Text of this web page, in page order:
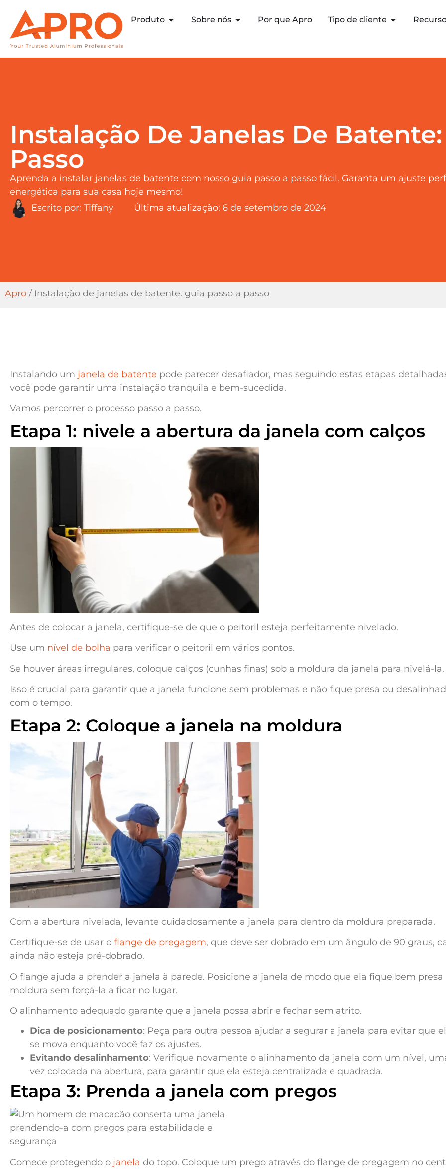
Produto Sobre nós Por que Apro Tipo de cliente Recurso
Instalação De Janelas De
Passo
Aprenda a instalar janelas de batente com nosso guia passo a passo fácil. Garanta um ajuste
energética para sua casa hoje mesmo!
Escrito por: Tiffany Última atualização: 6 de setembro de 2024
Apro /Instalação de janelas de batente: guia passo a passo
Instalando um janela de batente pode parecer desafiador, mas seguindo estas etapas
você pode garantir uma instalação tranquila e bem-sucedida.
Vamos percorrer o processo passo a passo.
Etapa 1: nivele a abertura da janela com calços
Antes de colocar a janela, certifique-se de que o peitoril esteja perfeitamente nivelado.
Use um nível de bolha para verificar o peitoril em vários pontos.
Se houver áreas irregulares, coloque calços (cunhas finas) sob a moldura da janela para nivelá-la.
Isso é crucial para garantir que a janela funcione sem problemas e não fique presa ou
com o tempo.
Etapa 2: Coloque a janela na moldura
Com a abertura nivelada, levante cuidadosamente a janela para dentro da moldura preparada.
Certifique-se de usar o flange de pregagem, que deve ser dobrado em um ângulo de 90 graus,
ainda não esteja pré-dobrado.
O flange ajuda a prender a janela à parede. Posicione a janela de modo que ela fique bem presa
moldura sem forçá-la a ficar no lugar.
O alinhamento adequado garante que a janela possa abrir e fechar sem atrito.
Dica de posicionamento: Peça para outra pessoa ajudar a segurar a janela para evitar que
se mova enquanto você faz os ajustes.
Evitando desalinhamento: Verifique novamente o alinhamento da janela com um nível,
vez colocada na abertura, para garantir que ela esteja centralizada e quadrada.
Etapa 3: Prenda a janela com pregos
Comece protegendo o janela do topo. Coloque um prego através do flange de pregagem no